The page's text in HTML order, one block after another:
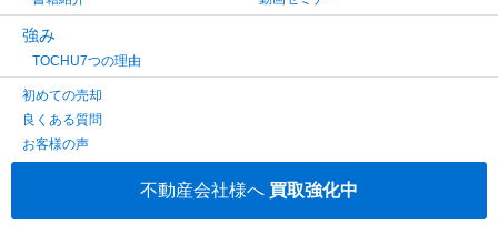
強み
TOCHU7つの理由
初めての売却
良くある質問
お客様の声
不動産会社様へ 買取強化中